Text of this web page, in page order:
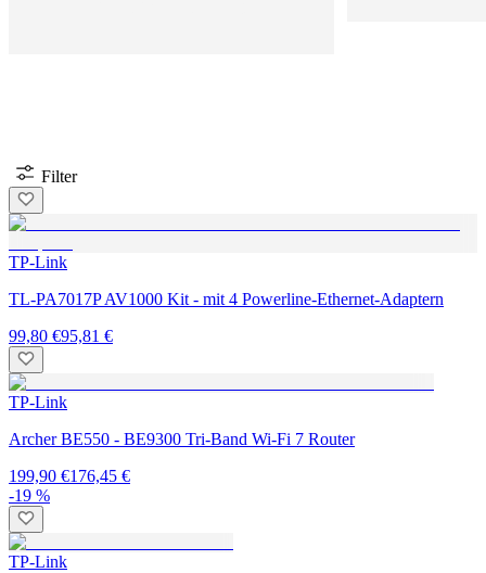
Filter
TP-Link
TL-PA7017P AV1000 Kit - mit 4 Powerline-Ethernet-Adaptern
99,80 €95,81 €
TP-Link
Archer BE550 - BE9300 Tri-Band Wi-Fi 7 Router
199,90 €176,45 €
-19 %
TP-Link